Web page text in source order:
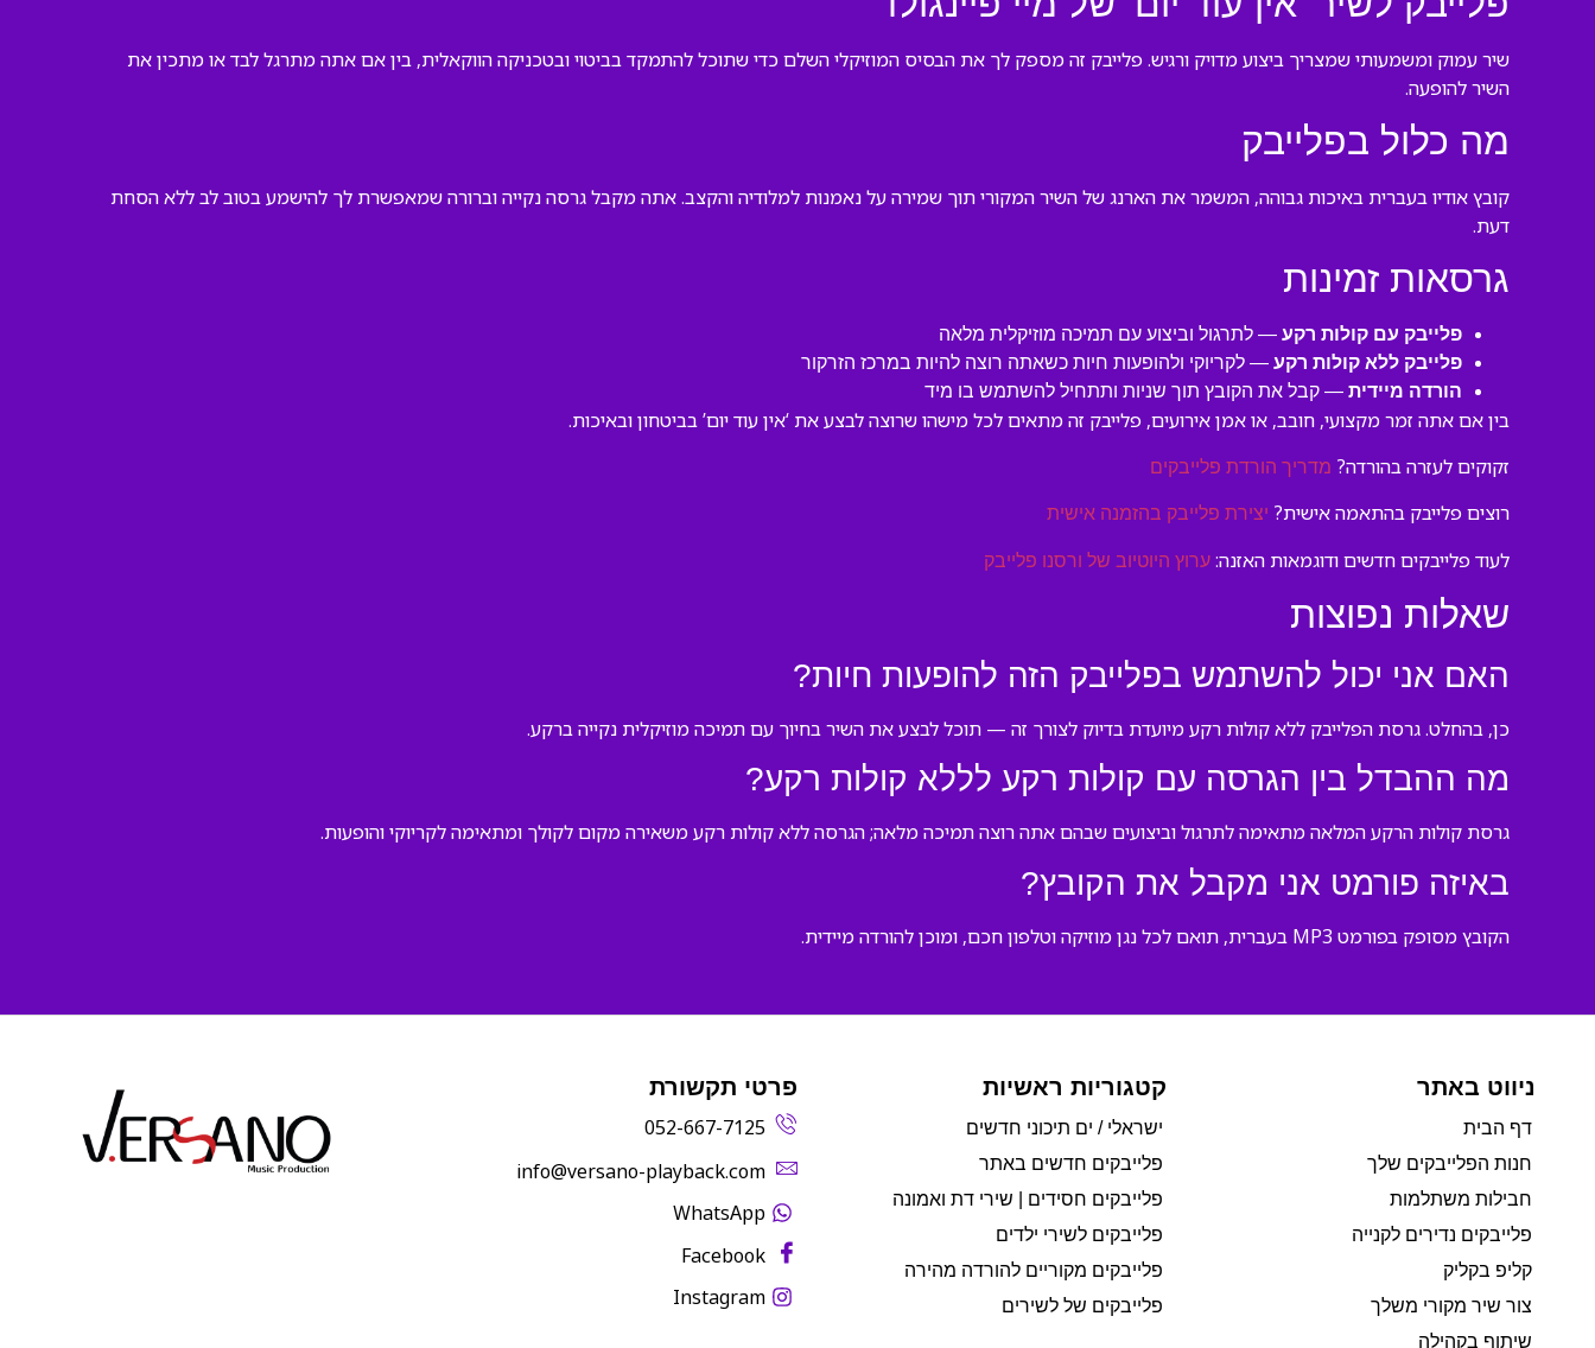
שיר עמוק ומשמעותי שמצריך ביצוע מדויק ורגיש. פלייבק זה מספק לך את הבסיס המוזיקלי השלם כדי שתוכל להתמקד בביטוי ובטכניקה הווקאלית, בין אם אתה מתרגל לבד או מתכין את
השיר להופעה.
מה כלול בפלייבק
קובץ אודיו בעברית באיכות גבוהה, המשמר את הארנג של השיר המקורי תוך שמירה על נאמנות למלודיה והקצב. אתה מקבל גרסה נקייה וברורה שמאפשרת לך להישמע בטוב לב ללא הסחת
דעת.
גרסאות זמינות
פלייבק עם קולות רקע — לתרגול וביצוע עם תמיכה מוזיקלית מלאה
פלייבק ללא קולות רקע — לקריוקי ולהופעות חיות כשאתה רוצה להיות במרכז הזרקור
הורדה מיידית — קבל את הקובץ תוך שניות ותתחיל להשתמש בו מיד
בין אם אתה זמר מקצועי, חובב, או אמן אירועים, פלייבק זה מתאים לכל מישהו שרוצה לבצע את ‘אין עוד יום’ בביטחון ובאיכות.
זקוקים לעזרה בהורדה? מדריך הורדת פלייבקים
רוצים פלייבק בהתאמה אישית? יצירת פלייבק בהזמנה אישית
לעוד פלייבקים חדשים ודוגמאות האזנה: ערוץ היוטיוב של ורסנו פלייבק
שאלות נפוצות
האם אני יכול להשתמש בפלייבק הזה להופעות חיות?
כן, בהחלט. גרסת הפלייבק ללא קולות רקע מיועדת בדיוק לצורך זה — תוכל לבצע את השיר בחיוך עם תמיכה מוזיקלית נקייה ברקע.
מה ההבדל בין הגרסה עם קולות רקע לללא קולות רקע?
גרסת קולות הרקע המלאה מתאימה לתרגול וביצועים שבהם אתה רוצה תמיכה מלאה; הגרסה ללא קולות רקע משאירה מקום לקולך ומתאימה לקריוקי והופעות.
באיזה פורמט אני מקבל את הקובץ?
הקובץ מסופק בפורמט MP3 בעברית, תואם לכל נגן מוזיקה וטלפון חכם, ומוכן להורדה מיידית.
ניווט באתר
דף הבית
חנות הפלייבקים שלך
חבילות משתלמות
פלייבקים נדירים לקנייה
קליפ בקליק
צור שיר מקורי משלך
שיתוף בקהילה
קטגוריות ראשיות
ישראלי / ים תיכוני חדשים
פלייבקים חדשים באתר
פלייבקים חסידים | שירי דת ואמונה
פלייבקים לשירי ילדים
פלייבקים מקוריים להורדה מהירה
פלייבקים של לשירים
פרטי תקשורת
052-667-7125
‫info@versano-playback.com‬
WhatsApp
Facebook
Instagram